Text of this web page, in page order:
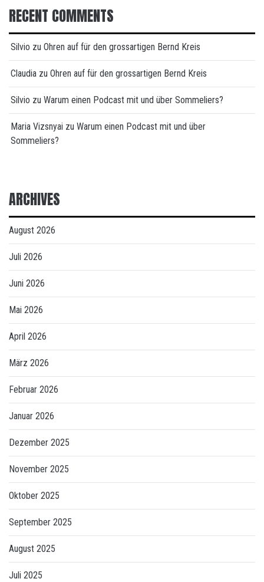
RECENT COMMENTS
Silvio zu Ohren auf für den grossartigen Bernd Kreis
Claudia zu Ohren auf für den grossartigen Bernd Kreis
Silvio zu Warum einen Podcast mit und über Sommeliers?
Maria Vizsnyai zu Warum einen Podcast mit und über
Sommeliers?
ARCHIVES
August 2026
Juli 2026
Juni 2026
Mai 2026
April 2026
März 2026
Februar 2026
Januar 2026
Dezember 2025
November 2025
Oktober 2025
September 2025
August 2025
Juli 2025